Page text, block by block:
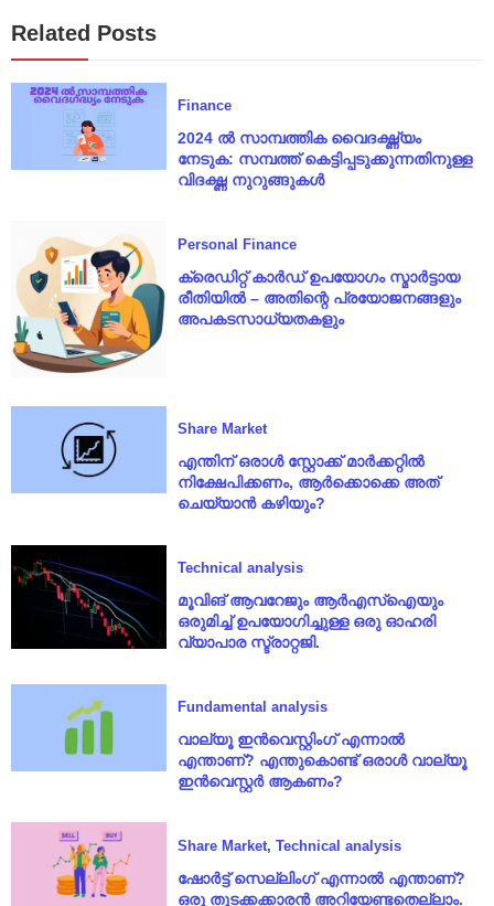
Related Posts
Finance
2024 ൽ സാമ്പത്തിക വൈദഗ്ദ്ധ്യം
നേടുക: സമ്പത്ത് കെട്ടിപ്പടുക്കുന്നതിനുള്ള
വിദഗ്ദ്ധ നുറുങ്ങുകൾ
Personal Finance
ക്രെഡിറ്റ് കാർഡ് ഉപയോഗം സ്മാർട്ടായ
രീതിയിൽ – അതിന്റെ പ്രയോജനങ്ങളും
അപകടസാധ്യതകളും
Share Market
എന്തിന് ഒരാൾ സ്റ്റോക്ക് മാർക്കറ്റിൽ
നിക്ഷേപിക്കണം, ആർക്കൊക്കെ അത്
ചെയ്യാൻ കഴിയും?
Technical analysis
മൂവിങ് ആവറേജും ആർഎസ്ഐയും
ഒരുമിച്ച് ഉപയോഗിച്ചുള്ള ഒരു ഓഹരി
വ്യാപാര സ്ട്രാറ്റജി.
Fundamental analysis
വാല്യൂ ഇൻവെസ്റ്റിംഗ് എന്നാൽ
എന്താണ്? എന്തുകൊണ്ട് ഒരാൾ വാല്യൂ
ഇൻവെസ്റ്റർ ആകണം?
Share Market, Technical analysis
ഷോർട്ട് സെല്ലിംഗ് എന്നാൽ എന്താണ്?
ഒരു തുടക്കക്കാരൻ അറിയേണ്ടതെല്ലാം.